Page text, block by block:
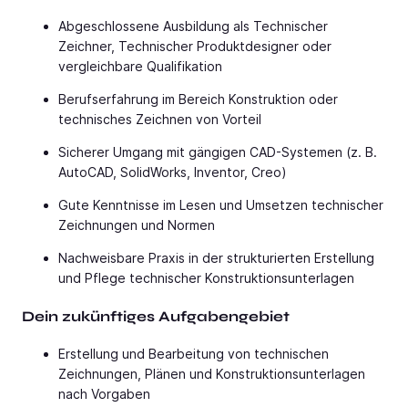
Abgeschlossene Ausbildung als Technischer
Zeichner, Technischer Produktdesigner oder
vergleichbare Qualifikation
Berufserfahrung im Bereich Konstruktion oder
technisches Zeichnen von Vorteil
Sicherer Umgang mit gängigen CAD-Systemen (z. B.
AutoCAD, SolidWorks, Inventor, Creo)
Gute Kenntnisse im Lesen und Umsetzen technischer
Zeichnungen und Normen
Nachweisbare Praxis in der strukturierten Erstellung
und Pflege technischer Konstruktionsunterlagen
Dein zukünftiges Aufgabengebiet
Erstellung und Bearbeitung von technischen
Zeichnungen, Plänen und Konstruktionsunterlagen
nach Vorgaben